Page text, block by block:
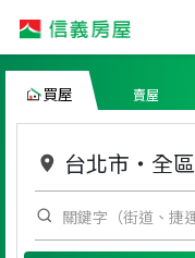
買屋 賣屋
台北市 ・ 全區